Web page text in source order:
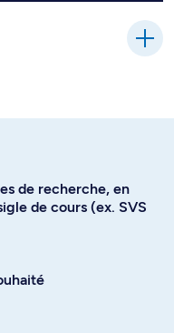
de recherche, en
de cours (ex. SVS